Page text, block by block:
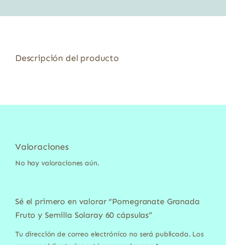
Descripción del producto
Valoraciones
No hay valoraciones aún.
Sé el primero en valorar “Pomegranate Granada
Fruto y Semilla Solaray 60 cápsulas”
Tu dirección de correo electrónico no será publicada. Los